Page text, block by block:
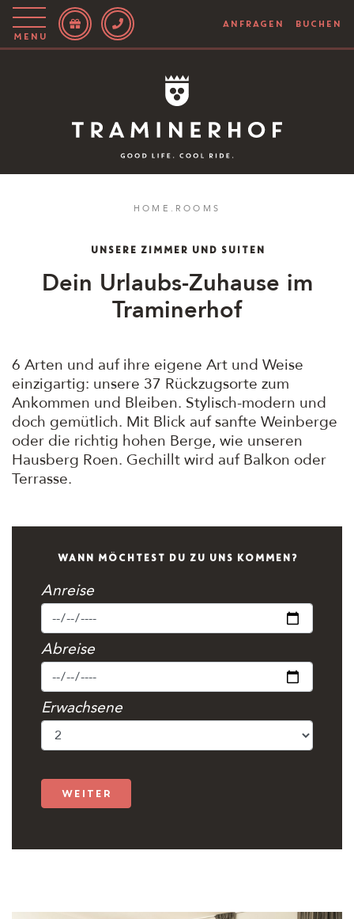
Story
Hotel
Rooms
Bike
Magazin
EN DE
Menu
ANFRAGEN BUCHEN
HOME . ROOMS
UNSERE ZIMMER UND SUITEN
Dein Urlaubs-Zuhause im
Traminerhof
6 Arten und auf ihre eigene Art und Weise
einzigartig: unsere 37 Rückzugsorte zum
Ankommen und Bleiben. Stylisch-modern und
doch gemütlich. Mit Blick auf sanfte Weinberge
oder die richtig hohen Berge, wie unseren
Hausberg Roen. Gechillt wird auf Balkon oder
Terrasse.
WANN MÖCHTEST DU ZU UNS KOMMEN?
Anreise
Abreise
Erwachsene
weiter